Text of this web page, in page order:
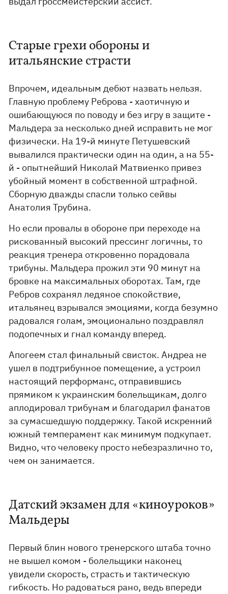
Старые грехи обороны и
итальянские страсти
Впрочем, идеальным дебют назвать нельзя.
Главную проблему Реброва - хаотичную и
ошибающуюся по поводу и без игру в защите -
Мальдера за несколько дней исправить не мог
физически. На 19-й минуте Петушевский
вывалился практически один на один, а на 55-
й - опытнейший Николай Матвиенко привез
убойный момент в собственной штрафной.
Сборную дважды спасли только сейвы
Анатолия Трубина.
Но если провалы в обороне при переходе на
рискованный высокий прессинг логичны, то
реакция тренера откровенно порадовала
трибуны. Мальдера прожил эти 90 минут на
бровке на максимальных оборотах. Там, где
Ребров сохранял ледяное спокойствие,
итальянец взрывался эмоциями, когда безумно
радовался голам, эмоционально поздравлял
подопечных и гнал команду вперед.
Апогеем стал финальный свисток. Андреа не
ушел в подтрибунное помещение, а устроил
настоящий перформанс, отправившись
прямиком к украинским болельщикам, долго
аплодировал трибунам и благодарил фанатов
за сумасшедшую поддержку. Такой искренний
южный темперамент как минимум подкупает.
Видно, что человеку просто небезразлично то,
чем он занимается.
Датский экзамен для «киноуроков»
Мальдеры
Первый блин нового тренерского штаба точно
не вышел комом - болельщики наконец
увидели скорость, страсть и тактическую
гибкость. Но радоваться рано, ведь впереди